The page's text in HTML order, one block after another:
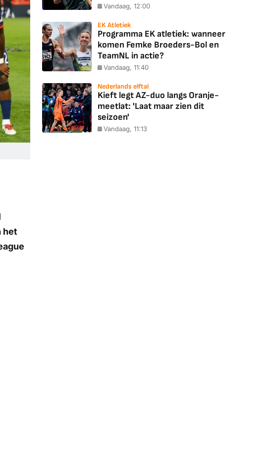
het
Vandaag, 12:00
EK Atletiek
Programma EK atletiek: wanneer
komen Femke Broeders-Bol en
TeamNL in actie?
Vandaag, 11:40
Nederlands elftal
Kieft legt AZ-duo langs Oranje-
meetlat: 'Laat maar zien dit
seizoen'
Vandaag, 11:13